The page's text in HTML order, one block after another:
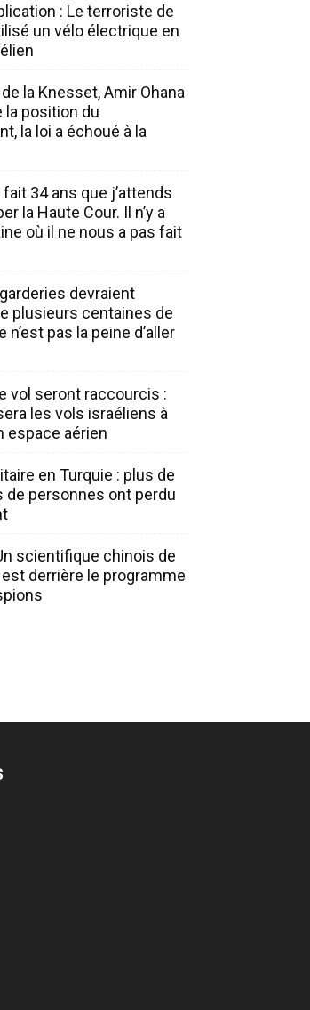
: Le terroriste de
un vélo électrique en
la Knesset, Amir Ohana
la position du
la loi a échoué à la
fait 34 ans que j’attends
la Haute Cour. Il n’y a
où il ne nous a pas fait
devraient
plusieurs centaines de
n’est pas la peine d’aller
vol seront raccourcis :
les vols israéliens à
espace aérien
en Turquie : plus de
de personnes ont perdu
scientifique chinois de
derrière le programme